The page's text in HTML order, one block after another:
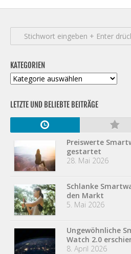
KATEGORIEN
Kategorien
LETZTE UND BELIEBTE BEITRÄGE
Preiswerte
gestartet
28. Mai 2026
Schlanke
den Markt
5. Mai 2026
Ungewöhnliche
Watch 2.0
8. April 2026